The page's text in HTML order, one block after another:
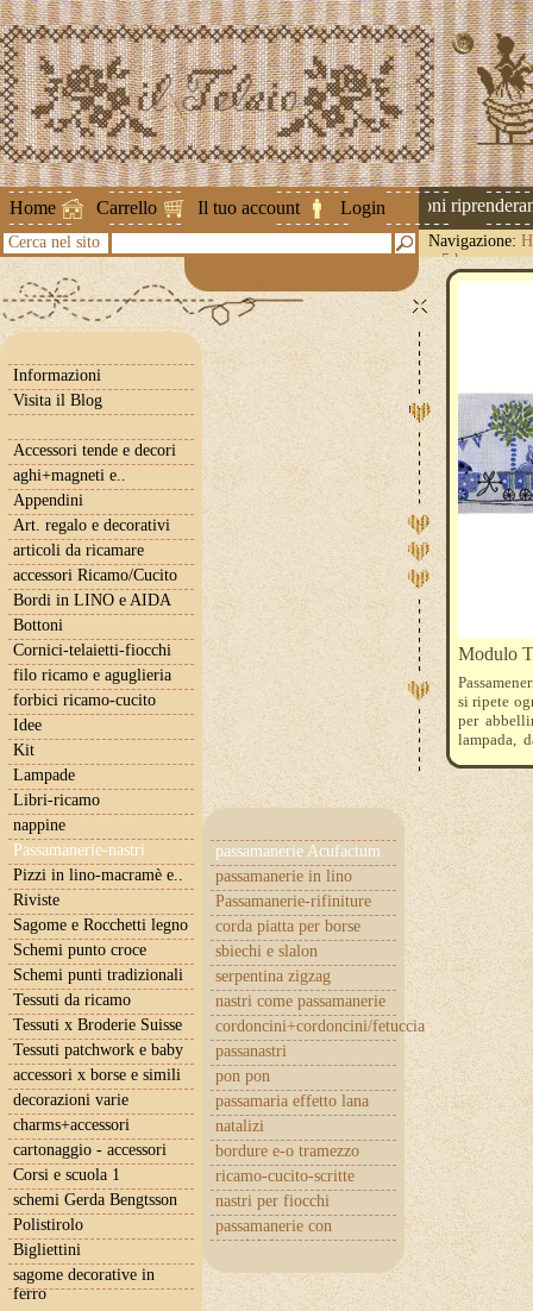
Home Carrello Il tuo account Login
Attenzione ! Le spedizioni
Cerca nel sito Navigazione:
x 5 h.
Informazioni
Visita il Blog
Accessori tende e decori
aghi+magneti e..
Appendini
Art. regalo e decorativi
articoli da ricamare
accessori Ricamo/Cucito
Bordi in LINO e AIDA
Bottoni
Cornici-telaietti-fiocchi
filo ricamo e aguglieria
forbici ricamo-cucito
Idee
Kit
Lampade
Libri-ricamo
nappine
Passamanerie-nastri
passamanerie Acufactum
passamanerie in lino
Passamanerie-rifiniture
corda piatta per borse
sbiechi e slalon
serpentina zigzag
nastri come passamanerie
cordoncini+cordoncini/fetuccia
passanastri
pon pon
passamaria effetto lana
natalizi
bordure e-o tramezzo
ricamo-cucito-scritte
nastri per fiocchi
passamanerie con
cuoricini
Pizzi in lino-macramè e..
Riviste
Sagome e Rocchetti legno
Schemi punto croce
Schemi punti tradizionali
Tessuti da ricamo
Tessuti x Broderie Suisse
Tessuti patchwork e baby
accessori x borse e simili
decorazioni varie
charms+accessori
cartonaggio - accessori
Corsi e scuola 1
schemi Gerda Bengtsson
Polistirolo
Bigliettini
sagome decorative in
ferro
Modulo
si ripete
per
lampada,
cm. 36